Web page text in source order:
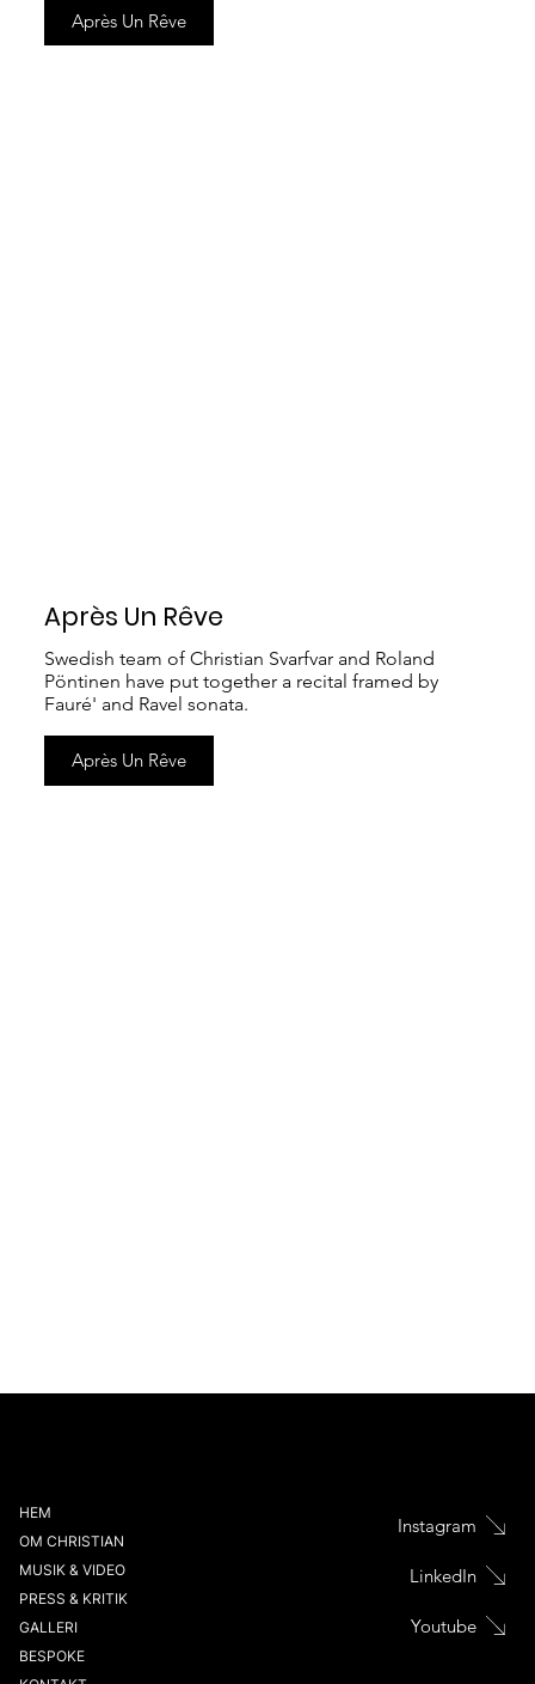
Après Un Rêve
Après Un Rêve
Swedish team of Christian Svarfvar and Roland
Pöntinen have put together a recital framed by
Fauré' and Ravel sonata.
Après Un Rêve
Instagram
LinkedIn
Youtube
HEM
OM CHRISTIAN
MUSIK & VIDEO
PRESS & KRITIK
GALLERI
BESPOKE